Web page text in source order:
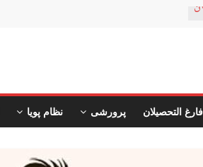
فارغ التحصیلان پرورشی نظام پویا